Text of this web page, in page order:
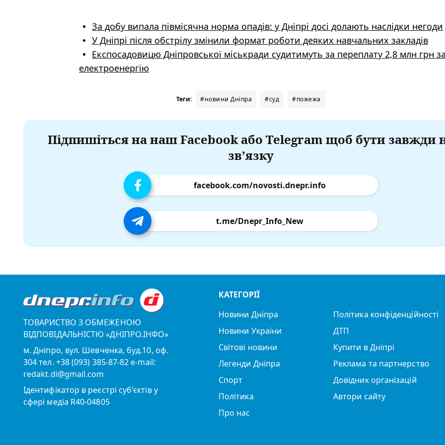
За добу випала півмісячна норма опадів: у Дніпрі досі долають наслідки негоди
У Дніпрі після обстрілу змінили формат роботи деяких навчальних закладів
Експосадовицю Дніпровської міськради судитимуть за переплату 2,8 млн грн
електроенергію
Теги: #новини Дніпра #суд #пожежа
Підпишіться на наш Facebook або Telegram щоб бути завжди
зв’язку
facebook.com/novosti.dnepr.info
t.me/Dnepr_Info_New
ТОВАРИСТВО З ОБМЕЖЕНОЮ
ВІДПОВІДАЛЬНІСТЮ «ДНІПРО.ІНФО»
м. Дніпро, вул. Шевченка, буд.10, оф.
304 тел. +38 (093) 385-87-82 e-mail:
redakt.di@gmail.com
Ідентифікатор в реєстрі суб'єктів у
сфері медіа R40-04805
КАТЕГОРІЇ
Новини Дніпра
Новини України
Світові новини
Легенди Дніпра
Спорт
Політика
Про нас
Політика конфіденційності
ДТП
Купити в Дніпрі
Реклама та партнерство
Довідник організацій
Автори сайту